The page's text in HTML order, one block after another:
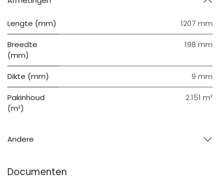
Lengte (mm) 1207 mm
Breedte
(mm)
198 mm
Dikte (mm) 9 mm
Pakinhoud
(m²)
2.151 m²
Andere
Documenten